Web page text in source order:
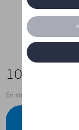
105,00 €
En stock